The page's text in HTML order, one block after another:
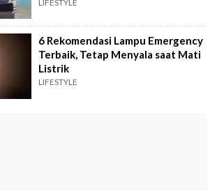
LIFESTYLE
6 Rekomendasi Lampu Emergency
Terbaik, Tetap Menyala saat Mati
Listrik
LIFESTYLE